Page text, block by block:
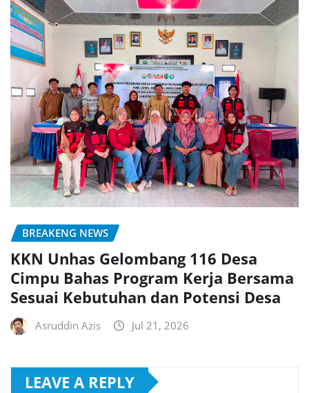
BREAKENG NEWS
KKN Unhas Gelombang 116 Desa
Cimpu Bahas Program Kerja Bersama
Sesuai Kebutuhan dan Potensi Desa
Asruddin Azis Jul 21, 2026
LEAVE A REPLY